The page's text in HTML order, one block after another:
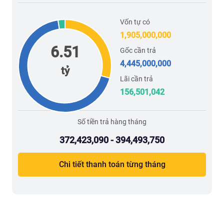
6.51
tỷ
Vốn tự có
1,905,000,000
Gốc cần trả
4,445,000,000
Lãi cần trả
156,501,042
Số tiền trả hàng tháng
372,423,090 - 394,493,750
Chi tiết thanh toán từng tháng